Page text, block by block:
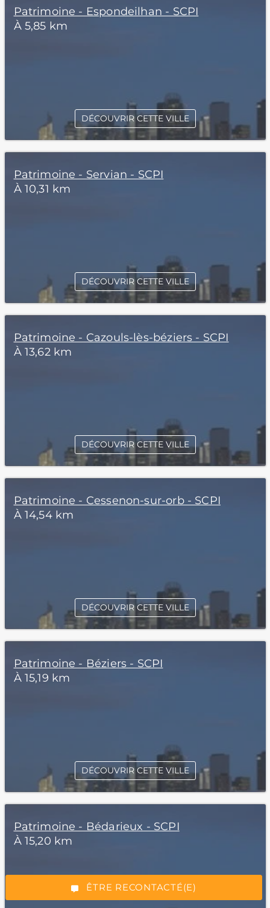
“Excellent”, 165 avis
ÊTRE RECONTACTÉ(E)
Patrimoine - Espondeilhan - SCPI
À 5,85 km
DÉCOUVRIR CETTE VILLE
Patrimoine - Servian - SCPI
À 10,31 km
DÉCOUVRIR CETTE VILLE
Patrimoine - Cazouls-lès-béziers - SCPI
À 13,62 km
DÉCOUVRIR CETTE VILLE
Patrimoine - Cessenon-sur-orb - SCPI
À 14,54 km
DÉCOUVRIR CETTE VILLE
Patrimoine - Béziers - SCPI
À 15,19 km
DÉCOUVRIR CETTE VILLE
Patrimoine - Bédarieux - SCPI
À 15,20 km